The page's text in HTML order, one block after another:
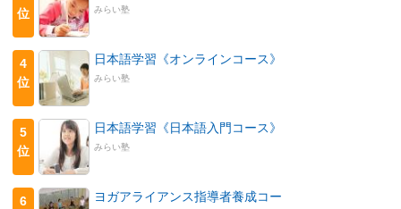
位
みらい塾
4
位
日本語学習《オンラインコース》
みらい塾
5
位
日本語学習《日本語入門コース》
みらい塾
6
ヨガアライアンス指導者養成コー